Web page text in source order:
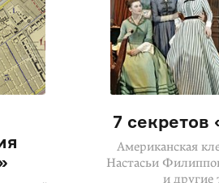
7 секретов
Американская
Настасьи
и другие